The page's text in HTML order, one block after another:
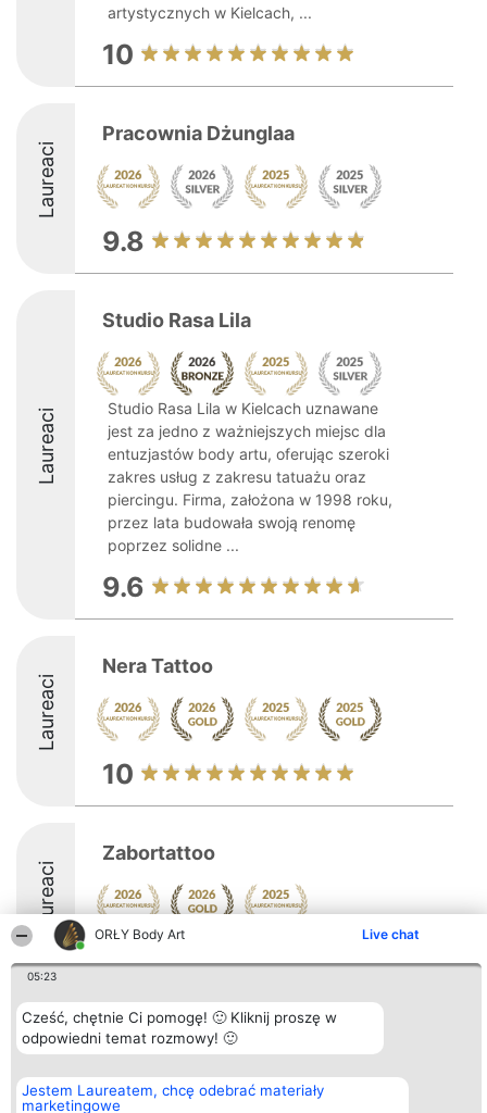
ORŁY Body Art Live chat
05:23
Cześć, chętnie Ci pomogę! 🙂 Kliknij proszę w
odpowiedni temat rozmowy! 🙂
Jestem Laureatem, chcę odebrać materiały
marketingowe
artystycznych w Kielcach, ...
10
Laureaci
Pracownia Dżunglaa
9.8
Laureaci
Studio Rasa Lila
Studio Rasa Lila w Kielcach uznawane
jest za jedno z ważniejszych miejsc dla
entuzjastów body artu, oferując szeroki
zakres usług z zakresu tatuażu oraz
piercingu. Firma, założona w 1998 roku,
przez lata budowała swoją renomę
poprzez solidne ...
9.6
Laureaci
Nera Tattoo
10
Laureaci
Zabortattoo
10
Organizator plebiscytu
Bright Side Solutions sp. z o.
ul. Ruska 22
Wrocław 50-079
Plebiscyt
Laureaci
wszystkich
Laureatów
Kontakt